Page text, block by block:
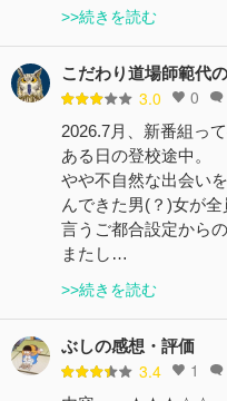
>>続きを読む
こだわり道場師範代
3.0 0
2026.7月、新番組っ
ある日の登校途中。
やや不自然な出会い
んできた男(？)女が
言うご都合設定からの
またし…
>>続きを読む
ぶしの感想・評価
3.4 1